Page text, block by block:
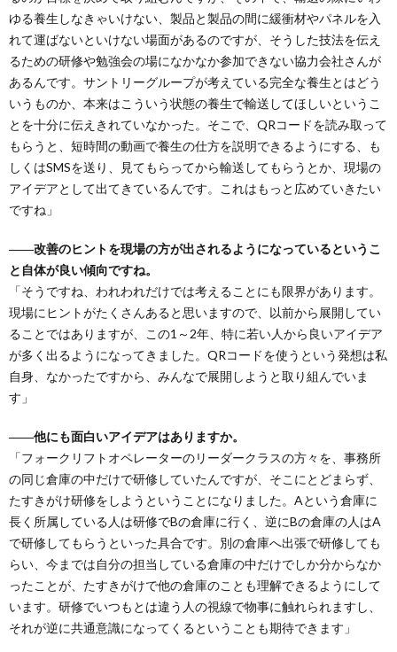
ゆる養生しなきゃいけない、製品と製品の間に緩衝材やパネルを入
れて運ばないといけない場面があるのですが、そうした技法を伝え
るための研修や勉強会の場になかなか参加できない協力会社さんが
あるんです。サントリーグループが考えている完全な養生とはどう
いうものか、本来はこういう状態の養生で輸送してほしいというこ
とを十分に伝えきれていなかった。そこで、QRコードを読み取って
もらうと、短時間の動画で養生の仕方を説明できるようにする、も
しくはSMSを送り、見てもらってから輸送してもらうとか、現場の
アイデアとして出てきているんです。これはもっと広めていきたい
ですね」
――改善のヒントを現場の方が出されるようになっているというこ
と自体が良い傾向ですね。
「そうですね、われわれだけでは考えることにも限界があります。
現場にヒントがたくさんあると思いますので、以前から展開してい
ることではありますが、この1～2年、特に若い人から良いアイデア
が多く出るようになってきました。QRコードを使うという発想は私
自身、なかったですから、みんなで展開しようと取り組んでいま
す」
――他にも面白いアイデアはありますか。
「フォークリフトオペレーターのリーダークラスの方々を、事務所
の同じ倉庫の中だけで研修していたんですが、そこにとどまらず、
たすきがけ研修をしようということになりました。Aという倉庫に
長く所属している人は研修でBの倉庫に行く、逆にBの倉庫の人はA
で研修してもらうといった具合です。別の倉庫へ出張で研修しても
らい、今までは自分の担当している倉庫の中だけでしか分からなか
ったことが、たすきがけで他の倉庫のことも理解できるようにして
います。研修でいつもとは違う人の視線で物事に触れられますし、
それが逆に共通意識になってくるということも期待できます」